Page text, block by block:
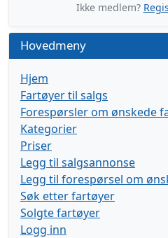
Ikke medlem?
Hovedmeny
Hjem
Fartøyer til salgs
Forespørsler om ønskede
Kategorier
Priser
Legg til salgsannonse
Legg til forespørsel om
Søk etter fartøyer
Solgte fartøyer
Logg inn